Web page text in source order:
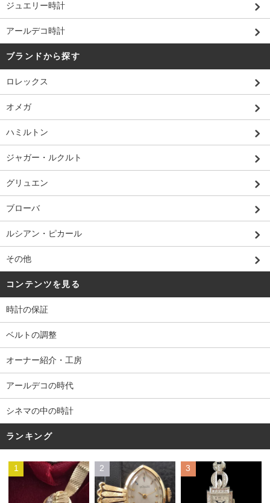
ジュエリー時計
アールデコ時計
ブランドから探す
ロレックス
オメガ
ハミルトン
ジャガー・ルクルト
グリュエン
ブローバ
ルシアン・ピカール
その他
コンテンツを見る
時計の保証
ベルトの調整
オーナー紹介・工房
アールデコの時代
シネマの中の時計
ランキング
1 2 3